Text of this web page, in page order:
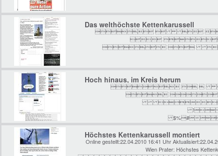
Das welthöchste Kettenkarussell
  

   
Hoch hinaus, im Kreis herum
 

!
$%#
& )
Höchstes Kettenkarussell montiert
Online gestellt:22.04.2010 16:41 Uhr
Wien Prater: Höchstes